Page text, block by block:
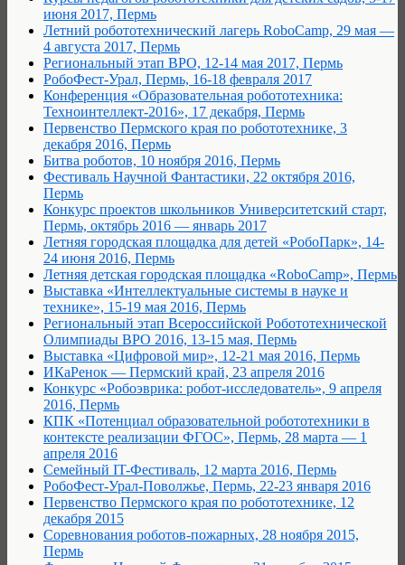
июня 2017, Пермь
Летний робототехнический лагерь RoboCamp, 29 мая —
4 августа 2017, Пермь
Региональный этап ВРО, 12-14 мая 2017, Пермь
РобоФест-Урал, Пермь, 16-18 февраля 2017
Конференция «Образовательная робототехника:
Техноинтеллект-2016», 17 декабря, Пермь
Первенство Пермского края по робототехнике, 3
декабря 2016, Пермь
Битва роботов, 10 ноября 2016, Пермь
Фестиваль Научной Фантастики, 22 октября 2016,
Пермь
Конкурс проектов школьников Университетский старт,
Пермь, октябрь 2016 — январь 2017
Летняя городская площадка для детей «РобоПарк», 14-
24 июня 2016, Пермь
Летняя детская городская площадка «RoboCamp», Пермь
Выставка «Интеллектуальные системы в науке и
технике», 15-19 мая 2016, Пермь
Региональный этап Всероссийской Робототехнической
Олимпиады ВРО 2016, 13-15 мая, Пермь
Выставка «Цифровой мир», 12-21 мая 2016, Пермь
ИКаРенок — Пермский край, 23 апреля 2016
Конкурс «Робоэврика: робот-исследователь», 9 апреля
2016, Пермь
КПК «Потенциал образовательной робототехники в
контексте реализации ФГОС», Пермь, 28 марта — 1
апреля 2016
Семейный IT-Фестиваль, 12 марта 2016, Пермь
РобоФест-Урал-Поволжье, Пермь, 22-23 января 2016
Первенство Пермского края по робототехнике, 12
декабря 2015
Соревнования роботов-пожарных, 28 ноября 2015,
Пермь